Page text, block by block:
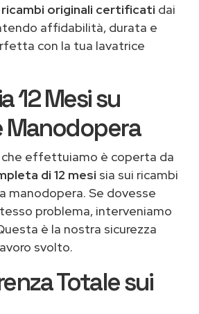
ricambi originali certificati dai
affidabilità, durata e
con la tua lavatrice
12 Mesi su
Manodopera
che effettuiamo è coperta da
di 12 mesi sia sui ricambi
manodopera. Se dovesse
problema, interveniamo
è la nostra sicurezza
svolto.
Totale sui